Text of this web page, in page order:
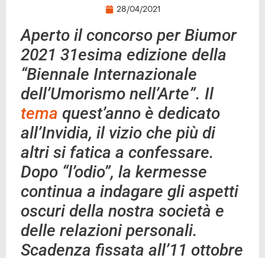
28/04/2021
Aperto il concorso per Biumor
2021 31esima edizione della
“Biennale Internazionale
dell’Umorismo nell’Arte”. Il
tema quest’anno è dedicato
all’Invidia, il vizio che più di
altri si fatica a confessare.
Dopo “l’odio”, la kermesse
continua a indagare gli aspetti
oscuri della nostra società e
delle relazioni personali.
Scadenza fissata all’11 ottobre